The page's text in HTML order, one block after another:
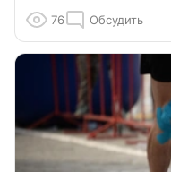
76 Обсудить